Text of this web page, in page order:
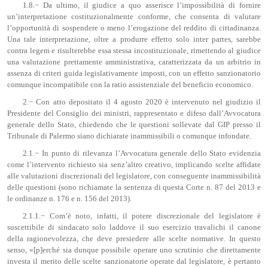
1.8.− Da ultimo, il giudice a quo asserisce l’impossibilità di fornire
un’interpretazione costituzionalmente conforme, che consenta di valutare
l’opportunità di sospendere o meno l’erogazione del reddito di cittadinanza.
Una tale interpretazione, oltre a produrre effetto solo inter partes, sarebbe
contra legem e risulterebbe essa stessa incostituzionale, rimettendo al giudice
una valutazione prettamente amministrativa, caratterizzata da un arbitrio in
assenza di criteri guida legislativamente imposti, con un effetto sanzionatorio
comunque incompatibile con la ratio assistenziale del beneficio economico.
2.− Con atto depositato il 4 agosto 2020 è intervenuto nel giudizio il
Presidente del Consiglio dei ministri, rappresentato e difeso dall’Avvocatura
generale dello Stato, chiedendo che le questioni sollevate dal GIP presso il
Tribunale di Palermo siano dichiarate inammissibili o comunque infondate.
2.1.− In punto di rilevanza l’Avvocatura generale dello Stato evidenzia
come l’intervento richiesto sia senz’altro creativo, implicando scelte affidate
alle valutazioni discrezionali del legislatore, con conseguente inammissibilità
delle questioni (sono richiamate la sentenza di questa Corte n. 87 del 2013 e
le ordinanze n. 176 e n. 156 del 2013).
2.1.1.− Com’è noto, infatti, il potere discrezionale del legislatore è
suscettibile di sindacato solo laddove il suo esercizio travalichi il canone
della ragionevolezza, che deve presiedere alle scelte normative. In questo
senso, «[p]erché sia dunque possibile operare uno scrutinio che direttamente
investa il merito delle scelte sanzionatorie operate dal legislatore, è pertanto